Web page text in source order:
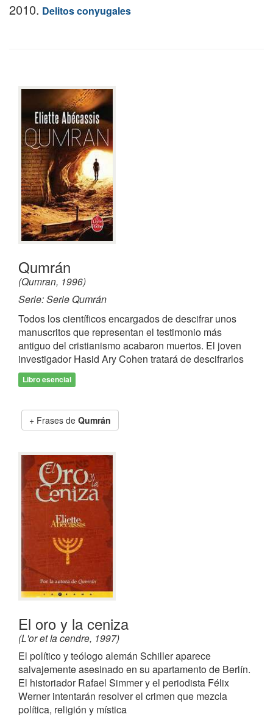
2010. Delitos conyugales
Qumrán
(Qumran, 1996)
Serie: Serie Qumrán
Todos los científicos encargados de descifrar unos
manuscritos que representan el testimonio más
antiguo del cristianismo acabaron muertos. El joven
investigador Hasid Ary Cohen tratará de descifrarlos
Libro esencial
Frases de Qumrán
El oro y la ceniza
(L'or et la cendre, 1997)
El político y teólogo alemán Schiller aparece
salvajemente asesinado en su apartamento de Berlín.
El historiador Rafael Simmer y el periodista Félix
Werner intentarán resolver el crimen que mezcla
política, religión y mística